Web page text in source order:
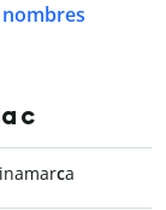
nombres
c
ca